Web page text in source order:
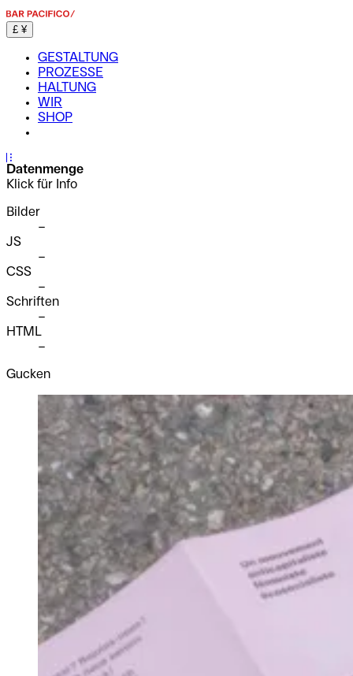
£ ¥
GESTALTUNG
PROZESSE
HALTUNG
WIR
SHOP
...
Datenmenge
Klick für Info
Bilder
–
JS
–
CSS
–
Schriften
–
HTML
–
Gucken